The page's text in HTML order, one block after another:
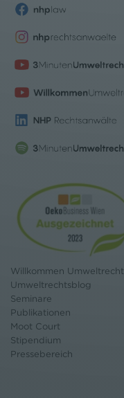
Willkommen Umweltrecht
Umweltrechtsblog
Seminare
Publikationen
Moot Court
Stipendium
Pressebereich